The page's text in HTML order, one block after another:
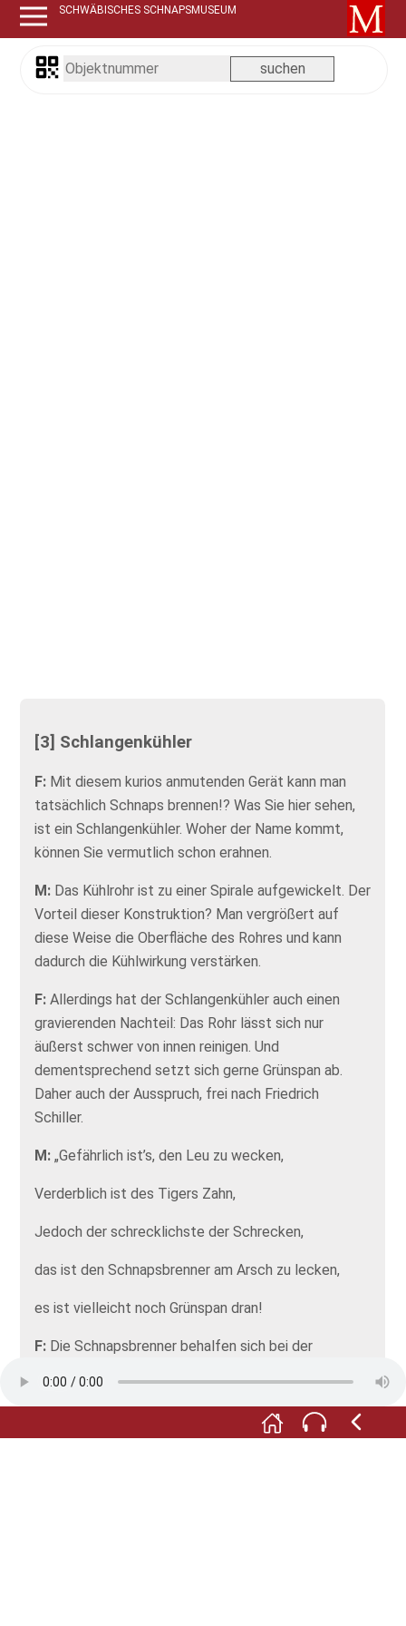
SCHWÄBISCHES SCHNAPSMUSEUM
[3] Schlangenkühler
F: Mit diesem kurios anmutenden Gerät kann man
tatsächlich Schnaps brennen!? Was Sie hier sehen,
ist ein Schlangenkühler. Woher der Name kommt,
können Sie vermutlich schon erahnen.
M: Das Kühlrohr ist zu einer Spirale aufgewickelt. Der
Vorteil dieser Konstruktion? Man vergrößert auf
diese Weise die Oberfläche des Rohres und kann
dadurch die Kühlwirkung verstärken.
F:Allerdings hat der Schlangenkühler auch einen
gravierenden Nachteil: Das Rohr lässt sich nur
äußerst schwer von innen reinigen. Und
dementsprechend setzt sich gerne Grünspan ab.
Daher auch der Ausspruch, frei nach Friedrich
Schiller.
M: „Gefährlich ist’s, den Leu zu wecken,
Verderblich ist des Tigers Zahn,
Jedoch der schrecklichste der Schrecken,
das ist den Schnapsbrenner am Arsch zu lecken,
es ist vielleicht noch Grünspan dran!
F: Die Schnapsbrenner behalfen sich bei der
anschließend gut geschüttelt. So wirklich
überzeugen konnte der Schlangenkühler am Ende